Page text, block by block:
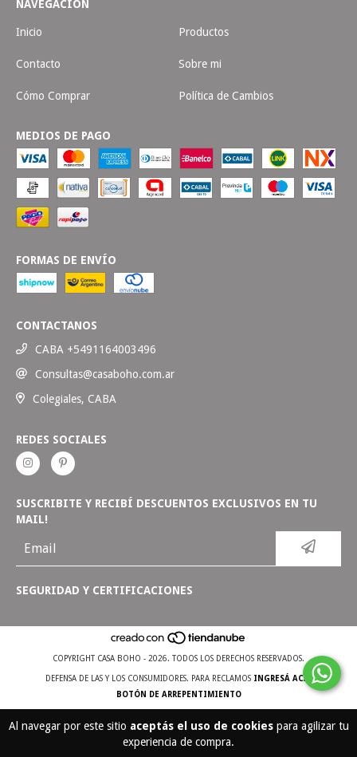
Al navegar por este sitio aceptás el uso de cookiespara agilizar tu
experiencia de compra.
NAVEGACIÓN
Inicio Productos
Contacto Sobre mi
Cómo Comprar Política de Cambios
MEDIOS DE PAGO
FORMAS DE ENVÍO
CONTACTANOS
CABA +5491164003496
Consultas@casaboho.com.ar
Colegiales, CABA
REDES SOCIALES
SUSCRIBITE Y RECIBÍ DESCUENTOS EXCLUSIVOS EN TU
MAIL!
SEGURIDAD Y CERTIFICACIONES
COPYRIGHT CASA BOHO - 2026. TODOS LOS DERECHOS RESERVADOS.
DEFENSA DE LAS Y LOS CONSUMIDORES. PARA RECLAMOS INGRESÁ ACÁ.
BOTÓN DE ARREPENTIMIENTO